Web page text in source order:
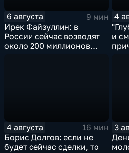
6 августа
9 мин
Ирек Файзуллин: в
России сейчас возводят
около 200 миллионов
4
и
4 августа
16 мин
Борис Долгов: если не
будет сейчас сделки, то
3